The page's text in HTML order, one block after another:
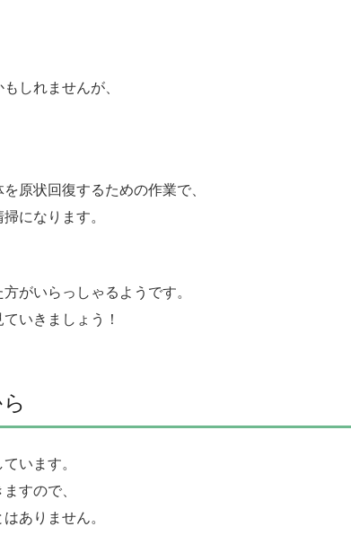
しれませんが、
原状回復するための作業で、
になります。
がいらっしゃるようです。
いきましょう！
います。
すので、
ありません。